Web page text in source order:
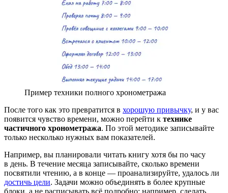
Пример техники полного хронометража
После того как это превратится в хорошую привычку, и у вас
появится чувство времени, можно перейти к технике
частичного хронометража. По этой методике записывайте
только несколько нужных вам показателей.
Например, вы планировали читать книгу хотя бы по часу
в день. В течение месяца записывайте, сколько времени
посвятили чтению, а в конце — проанализируйте, удалось ли
достичь цели. Задачи можно объединять в более крупные
блоки, а не расписывать всё подробно: например, сделать